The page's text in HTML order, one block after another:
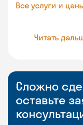
Все услуги и
Читать
Сложно
оставьте